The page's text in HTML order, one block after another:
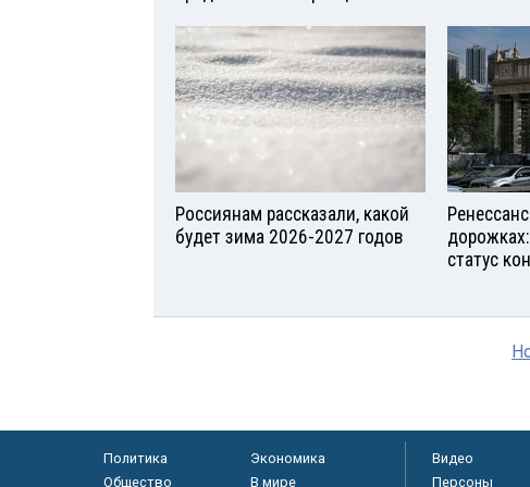
Россиянам рассказали, какой
будет зима 2026-2027 годов
статус
Политика
Экономика
Общество
В мире
Видео
Персоны